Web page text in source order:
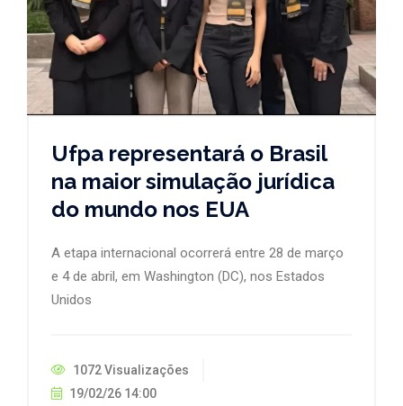
Ufpa representará o Brasil
na maior simulação jurídica
do mundo nos EUA
A etapa internacional ocorrerá entre 28 de março
e 4 de abril, em Washington (DC), nos Estados
Unidos
1072 Visualizações
19/02/26 14:00